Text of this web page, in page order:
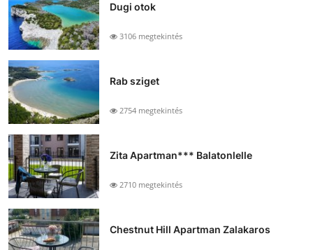
Dugi otok
3106 megtekintés
Rab sziget
2754 megtekintés
Zita Apartman*** Balatonlelle
2710 megtekintés
Chestnut Hill Apartman Zalakaros